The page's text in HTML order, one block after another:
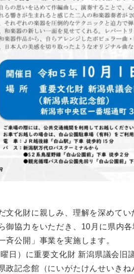
文化財に親しみ、理解を深めてい
御協力をいただき、10月に県内
公開」事業を実施します。
日）に重要文化財 新潟県議会旧
政記念館（にいがたけんせいきね